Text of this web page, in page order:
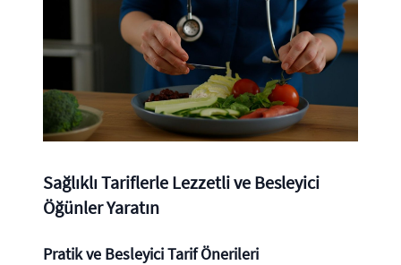
Sağlıklı Tariflerle Lezzetli ve Besleyici
Öğünler Yaratın
Pratik ve Besleyici Tarif Önerileri